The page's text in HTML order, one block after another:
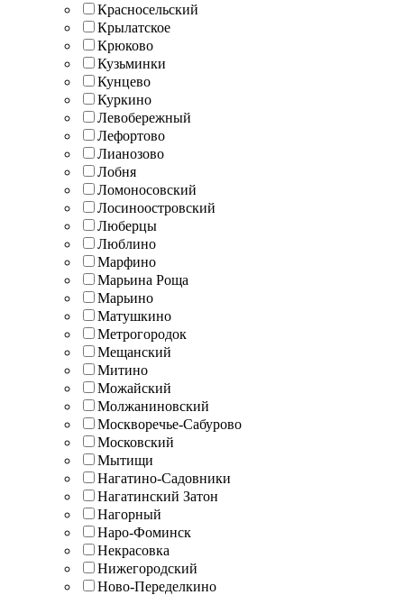
Красносельский
Крылатское
Крюково
Кузьминки
Кунцево
Куркино
Левобережный
Лефортово
Лианозово
Лобня
Ломоносовский
Лосиноостровский
Люберцы
Люблино
Марфино
Марьина Роща
Марьино
Матушкино
Метрогородок
Мещанский
Митино
Можайский
Молжаниновский
Москворечье-Сабурово
Московский
Мытищи
Нагатино-Садовники
Нагатинский Затон
Нагорный
Наро-Фоминск
Некрасовка
Нижегородский
Ново-Переделкино